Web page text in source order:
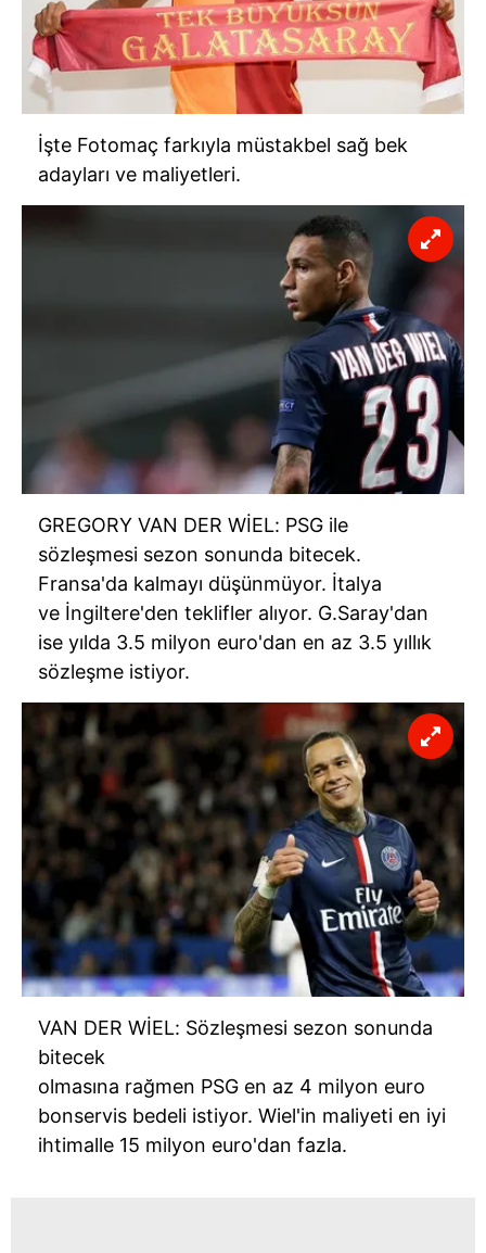
İşte Fotomaç farkıyla müstakbel sağ bek
adayları ve maliyetleri.
GREGORY VAN DER WİEL: PSG ile
sözleşmesi sezon sonunda bitecek.
Fransa'da kalmayı düşünmüyor. İtalya
ve İngiltere'den teklifler alıyor. G.Saray'dan
ise yılda 3.5 milyon euro'dan en az 3.5 yıllık
sözleşme istiyor.
VAN DER WİEL: Sözleşmesi sezon sonunda
bitecek
olmasına rağmen PSG en az 4 milyon euro
bonservis bedeli istiyor. Wiel'in maliyeti en iyi
ihtimalle 15 milyon euro'dan fazla.